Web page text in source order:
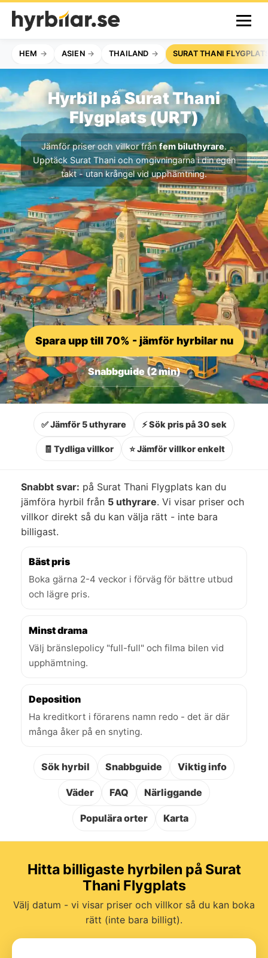
HEM ASIEN THAILAND SURAT THANI
Hyrbil på Surat Thani
Flygplats (URT)
Jämför priser och villkor från fem biluthyrare.
Upptäck Surat Thani och omgivningarna i din egen
takt - utan krångel vid upphämtning.
Spara upp till 70% - jämför hyrbilar nu
Snabbguide (2 min)
✅ Jämför 5 uthyrare ⚡ Sök pris på 30 sek
🧾 Tydliga villkor ⭐ Jämför villkor enkelt
Snabbt svar: på Surat Thani Flygplats kan du
jämföra hyrbil från 5 uthyrare. Vi visar priser och
villkor direkt så du kan välja rätt - inte bara
billigast.
Bäst pris
Boka gärna 2-4 veckor i förväg för bättre utbud
och lägre pris.
Minst drama
Välj bränslepolicy "full-full" och filma bilen vid
upphämtning.
Deposition
Ha kreditkort i förarens namn redo - det är där
många åker på en snyting.
Sök hyrbil Snabbguide Viktig info
Väder FAQ Närliggande
Populära orter Karta
Hitta billigaste hyrbilen på Surat
Thani Flygplats
Välj datum - vi visar priser och villkor så du kan boka
rätt (inte bara billigt).